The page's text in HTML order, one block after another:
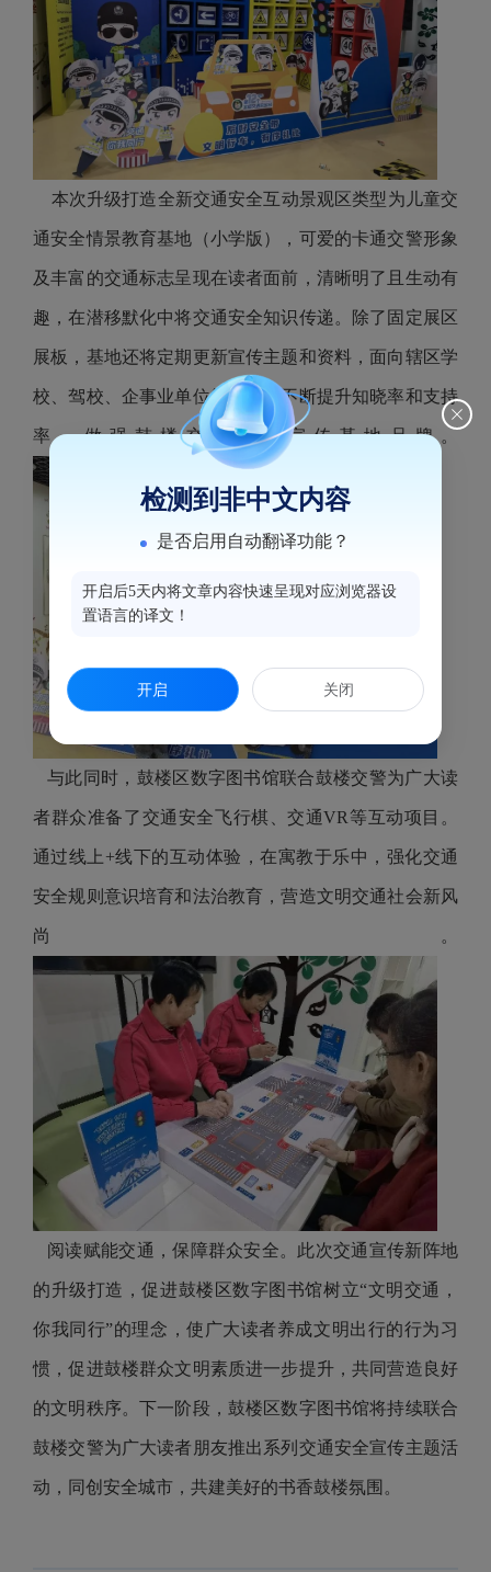
本次升级打造全新交通安全互动景观区类型为儿童交
通安全情景教育基地（小学版），可爱的卡通交警形象
及丰富的交通标志呈现在读者面前，清晰明了且生动有
趣，在潜移默化中将交通安全知识传递。除了固定展区
展板，基地还将定期更新宣传主题和资料，面向辖区学
校、驾校、企事业单位等开放，不断提升知晓率和支持
率，做强鼓楼交通安全宣传基地品牌。
与此同时，鼓楼区数字图书馆联合鼓楼交警为广大读
者群众准备了交通安全飞行棋、交通VR等互动项目。
通过线上+线下的互动体验，在寓教于乐中，强化交通
安全规则意识培育和法治教育，营造文明交通社会新风
尚。
阅读赋能交通，保障群众安全。此次交通宣传新阵地
的升级打造，促进鼓楼区数字图书馆树立“文明交通，
你我同行”的理念，使广大读者养成文明出行的行为习
惯，促进鼓楼群众文明素质进一步提升，共同营造良好
的文明秩序。下一阶段，鼓楼区数字图书馆将持续联合
鼓楼交警为广大读者朋友推出系列交通安全宣传主题活
动，同创安全城市，共建美好的书香鼓楼氛围。
检测到非中文内容
是否启用自动翻译功能？
开启后5天内将文章内容快速呈现对应浏览器设
置语言的译文！
开启 关闭